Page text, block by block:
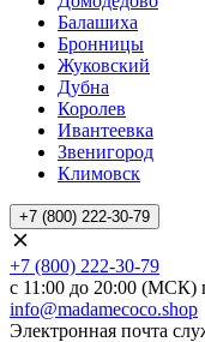
Балашиха
Бронницы
Жуковский
Дубна
Королев
Ивантеевка
Звенигород
Климовск
+7 (800) 222-30-79
+7 (800) 222-30-79
с 11:00 до 20:00 (МСК)
info@madamecoco.shop
Электронная почта